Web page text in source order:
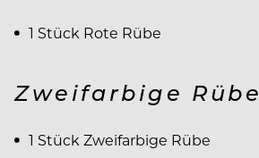
1 Stück Rote Rübe
Zweifarbige Rübe
1 Stück Zweifarbige Rübe